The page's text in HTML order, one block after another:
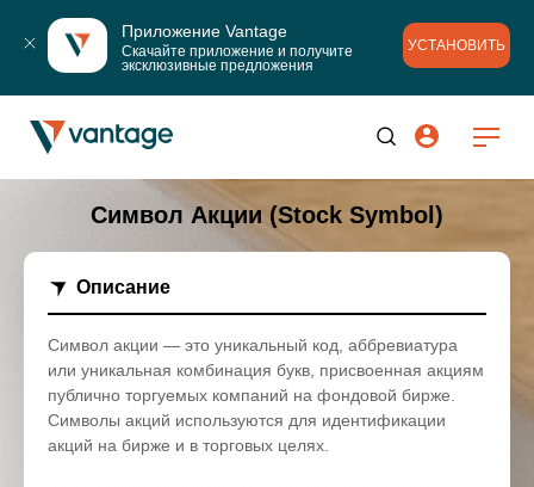
Приложение Vantage
Скачайте приложение и получите
эксклюзивные предложения
УСТАНОВИТЬ
Символ Акции (Stock Symbol)
Описание
Символ акции — это уникальный код, аббревиатура
или уникальная комбинация букв, присвоенная акциям
публично торгуемых компаний на фондовой бирже.
Символы акций используются для идентификации
акций на бирже и в торговых целях.